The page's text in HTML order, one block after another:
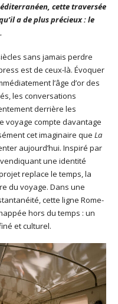
cette traversée
a de plus précieux : le
sans jamais perdre
est de ceux-là. Évoquer
l’âge d’or des
les conversations
derrière les
voyage compte davantage
cet imaginaire que La
aujourd’hui. Inspiré par
une identité
replace le temps, la
du voyage. Dans une
cette ligne Rome-
hors du temps : un
et culturel.